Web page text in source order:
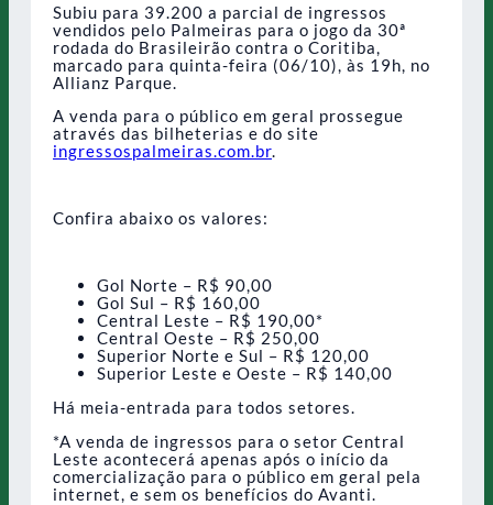
Subiu para 39.200 a parcial de ingressos
vendidos pelo Palmeiras para o jogo da 30ª
rodada do Brasileirão contra o Coritiba,
marcado para quinta-feira (06/10), às 19h, no
Allianz Parque.
A venda para o público em geral prossegue
através das bilheterias e do site
ingressospalmeiras.com.br.
Confira abaixo os valores:
Gol Norte – R$ 90,00
Gol Sul – R$ 160,00
Central Leste – R$ 190,00*
Central Oeste – R$ 250,00
Superior Norte e Sul – R$ 120,00
Superior Leste e Oeste – R$ 140,00
Há meia-entrada para todos setores.
*A venda de ingressos para o setor Central
Leste acontecerá apenas após o início da
comercialização para o público em geral pela
internet, e sem os benefícios do Avanti.